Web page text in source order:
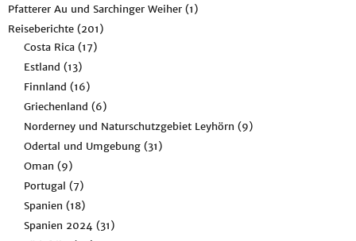
Pfatterer Au und Sarchinger Weiher (1)
Reiseberichte (201)
Costa Rica (17)
Estland (13)
Finnland (16)
Griechenland (6)
Norderney und Naturschutzgebiet Leyhörn (9)
Odertal und Umgebung (31)
Oman (9)
Portugal (7)
Spanien (18)
Spanien 2024 (31)